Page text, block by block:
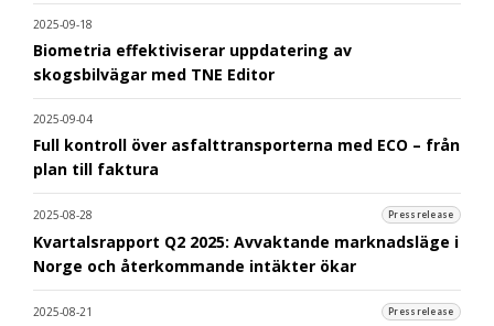
2025-09-18
Biometria effektiviserar uppdatering av
skogsbilvägar med TNE Editor
2025-09-04
Full kontroll över asfalttransporterna med ECO – från
plan till faktura
2025-08-28 Pressrelease
Kvartalsrapport Q2 2025: Avvaktande marknadsläge i
Norge och återkommande intäkter ökar
2025-08-21 Pressrelease